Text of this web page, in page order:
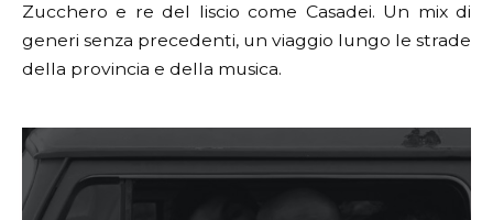
Zucchero e re del liscio come Casadei. Un mix di
generi senza precedenti, un viaggio lungo le strade
della provincia e della musica.